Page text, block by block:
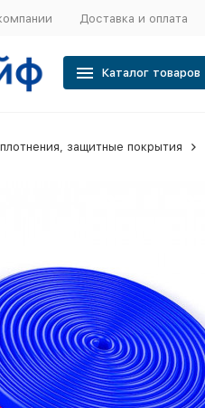
Доставка и оплата
Каталог товаров
защитные покрытия